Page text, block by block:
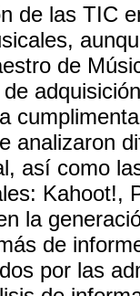
de las TIC
de
analizaron
así como
Kahoot!,
la
de
por las